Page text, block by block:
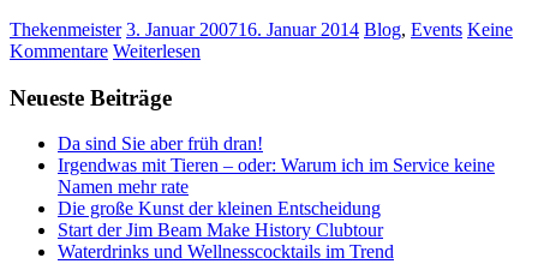
Thekenmeister 3. Januar 200716. Januar 2014 Blog, Events Keine
Kommentare Weiterlesen
Neueste Beiträge
Da sind Sie aber früh dran!
Irgendwas mit Tieren – oder: Warum ich im Service keine
Namen mehr rate
Die große Kunst der kleinen Entscheidung
Start der Jim Beam Make History Clubtour
Waterdrinks und Wellnesscocktails im Trend